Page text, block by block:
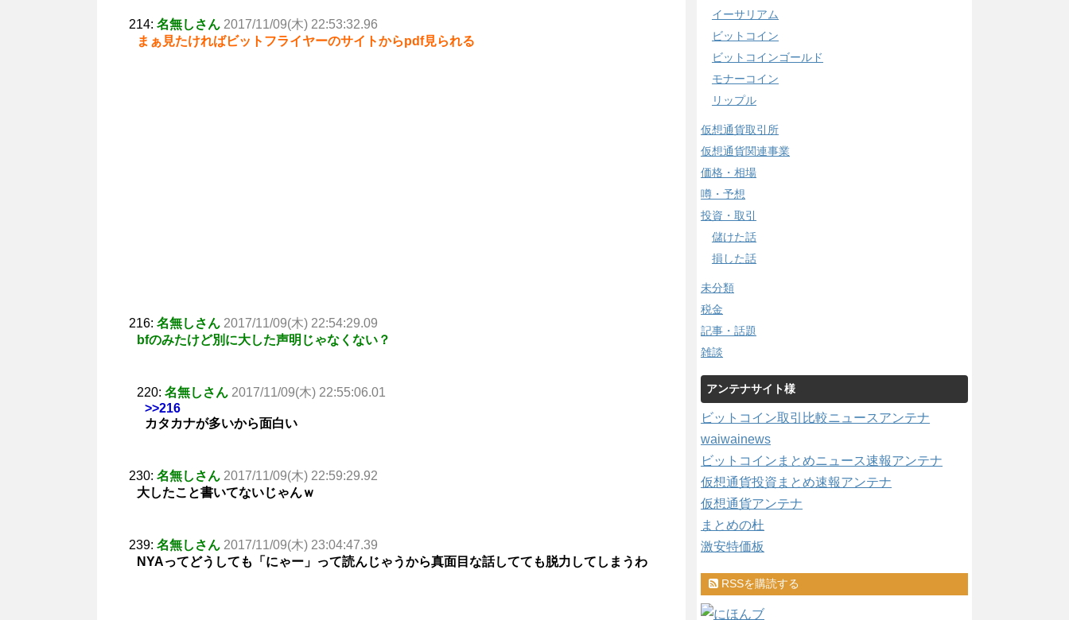
214: 名無しさん 2017/11/09(木) 22:53:32.96
まぁ見たければビットフライヤーのサイトからpdf見られる
216: 名無しさん 2017/11/09(木) 22:54:29.09
bfのみたけど別に大した声明じゃなくない？
220: 名無しさん 2017/11/09(木) 22:55:06.01
>>216
カタカナが多いから面白い
230: 名無しさん 2017/11/09(木) 22:59:29.92
大したこと書いてないじゃんｗ
239: 名無しさん 2017/11/09(木) 23:04:47.39
NYAってどうしても「にゃー」って読んじゃうから真面目な話してても脱力してしまうわ
イーサリアム
ビットコイン
ビットコインゴールド
モナーコイン
リップル
仮想通貨取引所
仮想通貨関連事業
価格・相場
噂・予想
投資・取引
儲けた話
損した話
未分類
税金
記事・話題
雑談
アンテナサイト様
ビットコイン取引比較ニュースアンテナ
waiwainews
ビットコインまとめニュース速報アンテナ
仮想通貨投資まとめ速報アンテナ
仮想通貨アンテナ
まとめの杜
激安特価板
RSSを購読する